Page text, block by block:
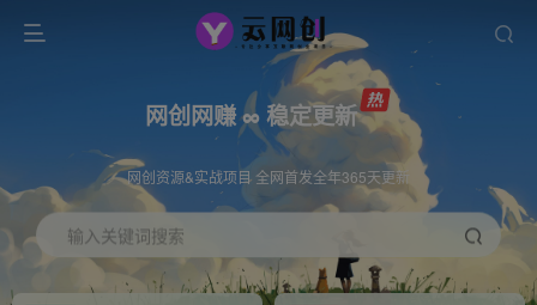
网创网赚 ∞ 稳定更新
网创资源&实战项目 全网首发全年365天更新
输入关键词搜索